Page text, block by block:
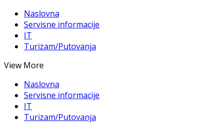
Naslovna
Servisne informacije
IT
Turizam/Putovanja
View More
Naslovna
Servisne informacije
IT
Turizam/Putovanja